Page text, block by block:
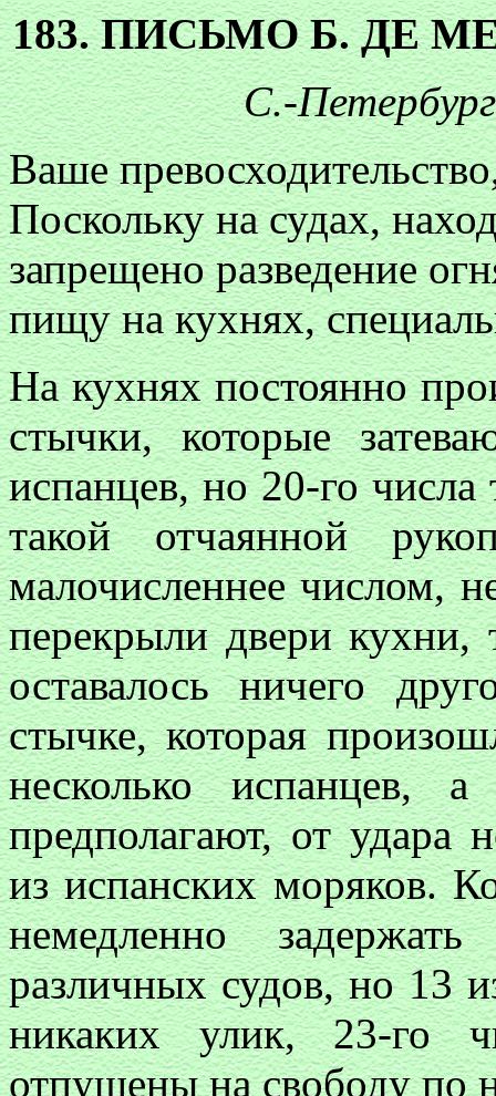
183. ПИСЬМО Б. ДЕ
С.-
Ваше
Поскольку на судах,
запрещено разведение
пищу на кухнях,
На кухнях постоянно
стычки, которые
испанцев, но 20-го
такой отчаянной
малочисленнее числом,
перекрыли двери кухни,
оставалось ничего
стычке, которая
несколько испанцев,
предполагают, от удара
из испанских моряков.
немедленно
различных судов, но 13
никаких улик, 23-го
отпущены на свободу по